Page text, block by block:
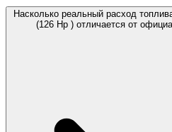
Насколько реальный расход
(126 Hp ) отличается от